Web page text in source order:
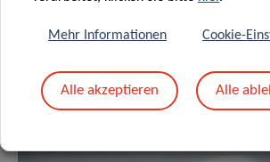
ÄHNLICHE NEWS
Mehr Informationen Cookie-
Alle akzeptieren Alle